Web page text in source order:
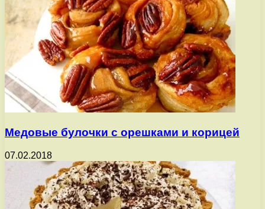
Медовые булочки с орешками и корицей
07.02.2018